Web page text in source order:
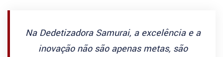
Na Dedetizadora Samurai, a excelência e a
inovação não são apenas metas, são